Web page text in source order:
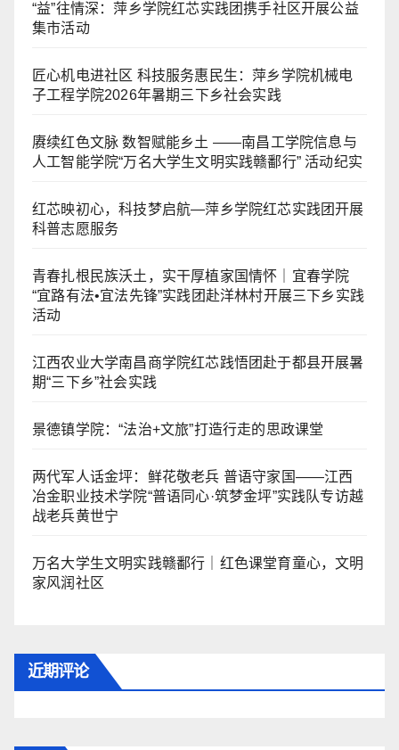
“益”往情深：萍乡学院红芯实践团携手社区开展公益
集市活动
匠心机电进社区 科技服务惠民生：萍乡学院机械电
子工程学院2026年暑期三下乡社会实践
赓续红色文脉 数智赋能乡土 ——南昌工学院信息与
人工智能学院“万名大学生文明实践赣鄱行” 活动纪实
红芯映初心，科技梦启航—萍乡学院红芯实践团开展
科普志愿服务
青春扎根民族沃土，实干厚植家国情怀｜宜春学院
“宜路有法•宜法先锋”实践团赴洋林村开展三下乡实践
活动
江西农业大学南昌商学院红芯践悟团赴于都县开展暑
期“三下乡”社会实践
景德镇学院：“法治+文旅”打造行走的思政课堂
两代军人话金坪：鲜花敬老兵 普语守家国——江西
冶金职业技术学院“普语同心·筑梦金坪”实践队专访越
战老兵黄世宁
万名大学生文明实践赣鄱行｜红色课堂育童心，文明
家风润社区
近期评论